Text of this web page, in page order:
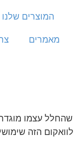
המוצרים שלנו
מאמרים
עצמו
הזה